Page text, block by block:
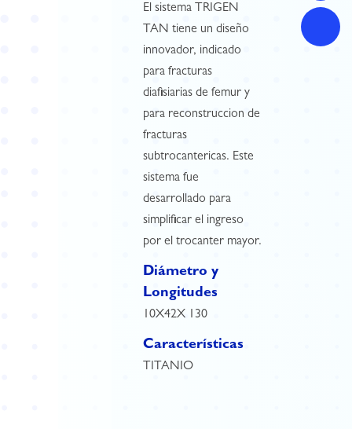
El sistema TRIGEN
TAN tiene un diseño
innovador, indicado
para fracturas
diafisiarias de femur y
para reconstruccion de
fracturas
subtrocantericas. Este
sistema fue
desarrollado para
simplificar el ingreso
por el trocanter mayor.
Diámetro y
Longitudes
10X42X 130
Características
TITANIO